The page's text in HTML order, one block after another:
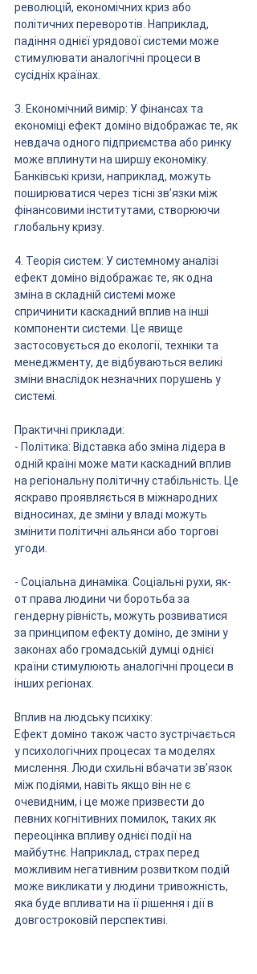
революцій, економічних криз або
політичних переворотів. Наприклад,
падіння однієї урядової системи може
стимулювати аналогічні процеси в
сусідніх країнах.
3. Економічний вимір: У фінансах та
економіці ефект доміно відображає те, як
невдача одного підприємства або ринку
може вплинути на ширшу економіку.
Банківські кризи, наприклад, можуть
поширюватися через тісні зв’язки між
фінансовими інститутами, створюючи
глобальну кризу.
4. Теорія систем: У системному аналізі
ефект доміно відображає те, як одна
зміна в складній системі може
спричинити каскадний вплив на інші
компоненти системи. Це явище
застосовується до екології, техніки та
менеджменту, де відбуваються великі
зміни внаслідок незначних порушень у
системі.
Практичні приклади:
- Політика: Відставка або зміна лідера в
одній країні може мати каскадний вплив
на регіональну політичну стабільність. Це
яскраво проявляється в міжнародних
відносинах, де зміни у владі можуть
змінити політичні альянси або торгові
угоди.
- Соціальна динаміка: Соціальні рухи, як-
от права людини чи боротьба за
гендерну рівність, можуть розвиватися
за принципом ефекту доміно, де зміни у
законах або громадській думці однієї
країни стимулюють аналогічні процеси в
інших регіонах.
Вплив на людську психіку:
Ефект доміно також часто зустрічається
у психологічних процесах та моделях
мислення. Люди схильні вбачати зв’язок
між подіями, навіть якщо він не є
очевидним, і це може призвести до
певних когнітивних помилок, таких як
переоцінка впливу однієї події на
майбутнє. Наприклад, страх перед
можливим негативним розвитком подій
може викликати у людини тривожність,
яка буде впливати на її рішення і дії в
довгостроковій перспективі.